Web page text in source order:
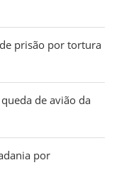
prisão por tortura
de avião da
por